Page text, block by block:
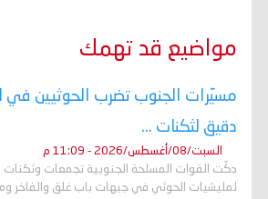
مواضيع قد تهمك
مسيّرات الجنوب تضرب الحوثيين في
دقيق لثكنات ...
السبت/08/أغسطس/2026 - 11:09 م
دكّت القوات المسلحة الجنوبية تجمعات وثكنات
لمليشيات الحوثي في جبهات باب غلق والفاخر